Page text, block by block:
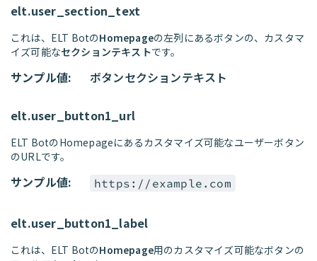
elt.user_section_text
これは、ELT BotのHomepageの左列にあるボタンの、カスタマ
イズ可能なセクションテキストです。
サンプル値: ボタンセクションテキスト
elt.user_button1_url
ELT BotのHomepageにあるカスタマイズ可能なユーザーボタン
のURLです。
サンプル値: https://example.com
elt.user_button1_label
これは、ELT BotのHomepage用のカスタマイズ可能なボタンの